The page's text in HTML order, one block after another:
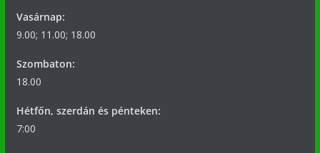
Vasárnap:
9.00; 11.00; 18.00
Szombaton:
18.00
Hétfőn, szerdán és pénteken:
7:00